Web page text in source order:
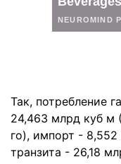
Так, потребление
24,463 млрд куб м
го), импорт -
транзита - 26,18